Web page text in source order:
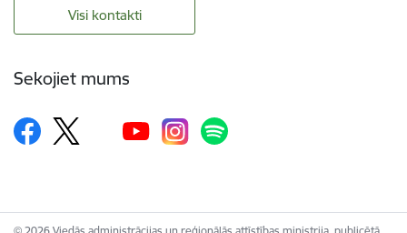
Visi kontakti
Sekojiet mums